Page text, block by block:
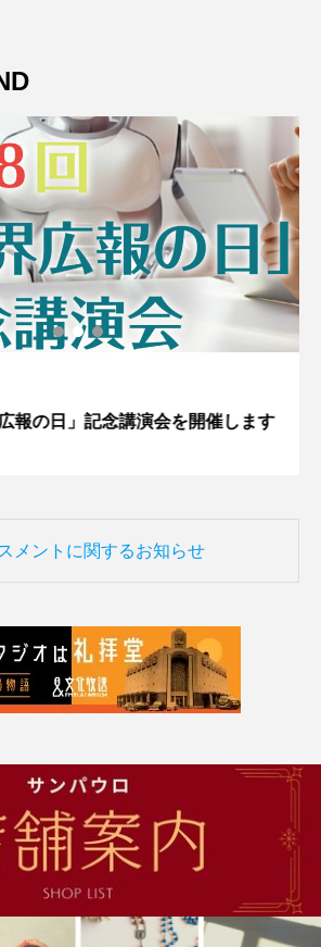
報の日」記念講演会を開催します
メントに関するお知らせ